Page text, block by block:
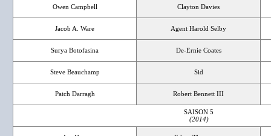
Owen Campbell Clayton Davies
Jacob A. Ware Agent Harold Selby
Surya Botofasina De-Ernie Coates
Steve Beauchamp Sid
Patch Darragh Robert Bennett III
SAISON 5
(2014)